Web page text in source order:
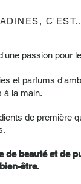
passion pour
et parfums
à la main.
de première
de beauté et de
être.